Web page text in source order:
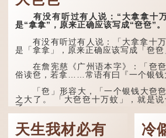
十八回。原意是指人未亲眼
见到亲人棺木，便不会真正
感到悲伤；后来引申为比喻
人执迷不悟，不到彻底失
败，便不肯罢休。
许多人对这上半句耳熟
能详，但它其实还有下半句
——「不到黄河心不死」...
有没有听过有人说：“大拿拿十万
是“拿拿”，原来正确应该写成“夿夿”。
有没有听过有人说：「大拿拿十万
是「拿拿」，原来正确应该写成「夿夿
在詹宪慈《广州语本字》：「夿夿
俗读夿，若拿……常语有曰『一个银钱
「夿」形​​容大，「一个银钱大夿夿
之大了。 「大夿夿十万蚊」，就是
了。...
天生我材必有
冷